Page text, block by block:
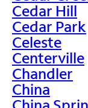
Cedar Hill
Cedar Park
Celeste
Centerville
Chandler
China